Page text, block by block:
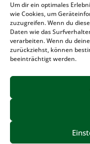
Um dir ein optimales
wie Cookies, um
zuzugreifen. Wenn du
Daten wie das
verarbeiten. Wenn du
zurückziehst, können
beeinträchtigt werden.
IBAN: